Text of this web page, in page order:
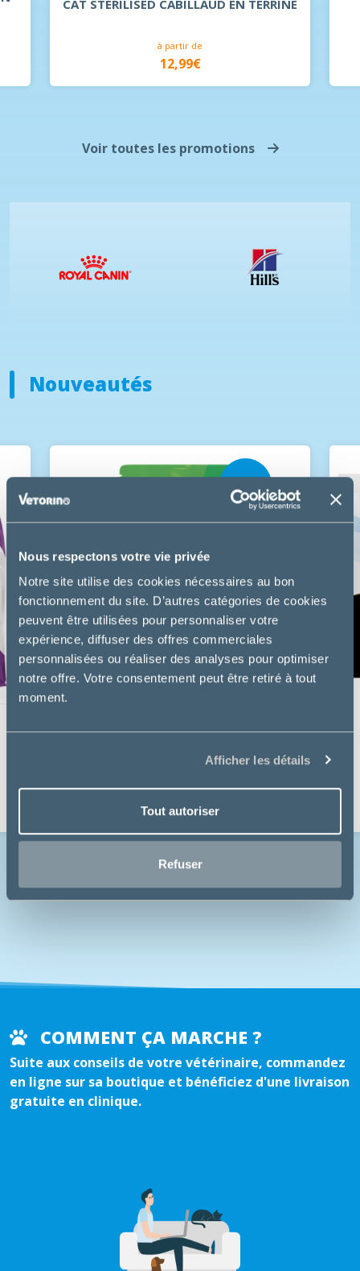
Nous respectons votre vie privée
Notre site utilise des cookies nécessaires au bon
fonctionnement du site. D’autres catégories de cookies
peuvent être utilisées pour personnaliser votre
expérience, diffuser des offres commerciales
personnalisées ou réaliser des analyses pour optimiser
notre offre. Votre consentement peut être retiré à tout
moment.
Afficher les détails
Tout autoriser
Refuser
CAT STERILISED CABILLAUD EN TERRINE
à partir de
12,99€
Voir toutes les promotions
Nouveautés
SENIOR NEUTERED - CHAT
à partir de
24,49€
COMMENT ÇA MARCHE ?
Suite aux conseils de votre vétérinaire, commandez
en ligne sur sa boutique et bénéficiez d'une livraison
gratuite en clinique.